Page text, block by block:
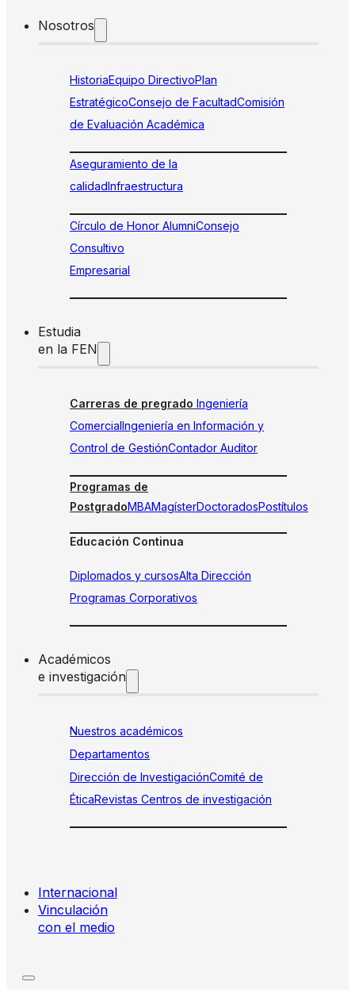
Nosotros
HistoriaEquipo DirectivoPlan
EstratégicoConsejo de FacultadComisión
de Evaluación Académica
Aseguramiento de la
calidadInfraestructura
Círculo de Honor AlumniConsejo
Consultivo
Empresarial
Estudia
en la FEN
Carreras de pregrado Ingeniería
ComercialIngeniería en Información y
Control de GestiónContador Auditor
Programas de
PostgradoMBAMagísterDoctoradosPostítulos
Educación Continua
Diplomados y cursosAlta Dirección
Programas Corporativos
Académicos
e investigación
Nuestros académicos
Departamentos
Dirección de InvestigaciónComité de
ÉticaRevistas Centros de investigación
Internacional
Vinculación
con el medio